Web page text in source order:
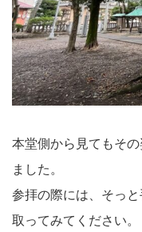
本堂側から見てもそ
ました。
参拝の際には、そっ
取ってみてください。